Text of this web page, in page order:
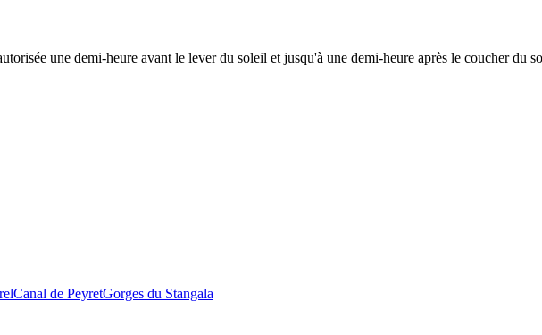
une demi-heure avant le lever du soleil et jusqu'à une demi-heure après le coucher du
Canal de PeyretGorges du Stangala